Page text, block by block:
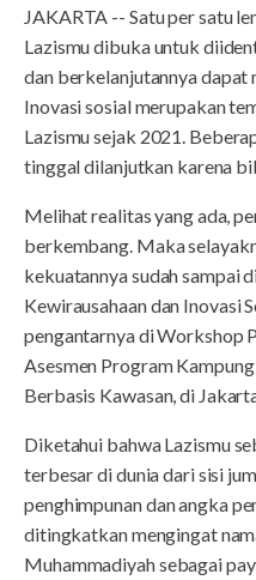
JAKARTA -- Satu per satu
Lazismu dibuka untuk
dan berkelanjutannya dapat
Inovasi sosial merupakan
Lazismu sejak 2021.
tinggal dilanjutkan karena
Melihat realitas yang ada,
berkembang. Maka
kekuatannya sudah sampai
Kewirausahaan dan Inovasi
pengantarnya di Workshop
Asesmen Program
Berbasis Kawasan, di
Diketahui bahwa Lazismu
terbesar di dunia dari sisi
penghimpunan dan angka
ditingkatkan mengingat
Muhammadiyah sebagai